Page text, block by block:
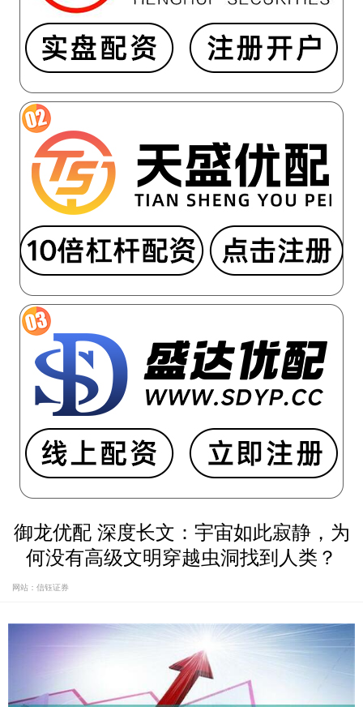
御龙优配 深度长文：宇宙如此寂静，为
何没有高级文明穿越虫洞找到人类？
网站：信钰证券